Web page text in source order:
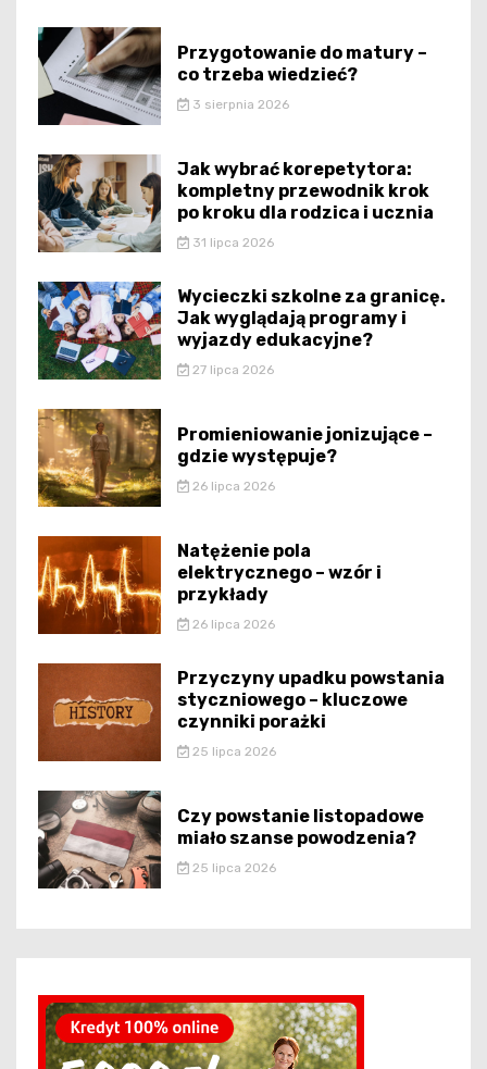
Przygotowanie do matury –
co trzeba wiedzieć?
3 sierpnia 2026
Jak wybrać korepetytora:
kompletny przewodnik krok
po kroku dla rodzica i ucznia
31 lipca 2026
Wycieczki szkolne za granicę.
Jak wyglądają programy i
wyjazdy edukacyjne?
27 lipca 2026
Promieniowanie jonizujące –
gdzie występuje?
26 lipca 2026
Natężenie pola
elektrycznego – wzór i
przykłady
26 lipca 2026
Przyczyny upadku powstania
styczniowego – kluczowe
czynniki porażki
25 lipca 2026
Czy powstanie listopadowe
miało szanse powodzenia?
25 lipca 2026